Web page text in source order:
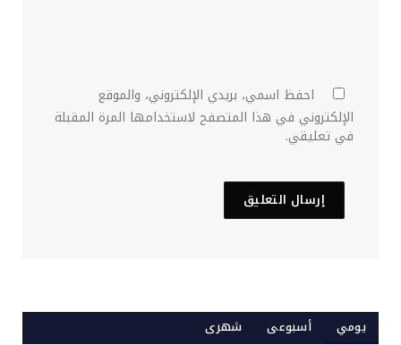
احفظ اسمي، بريدي الإلكتروني، والموقع
الإلكتروني في هذا المتصفح لاستخدامها المرة المقبلة
في تعليقي.
يومي أسبوعى شهرى